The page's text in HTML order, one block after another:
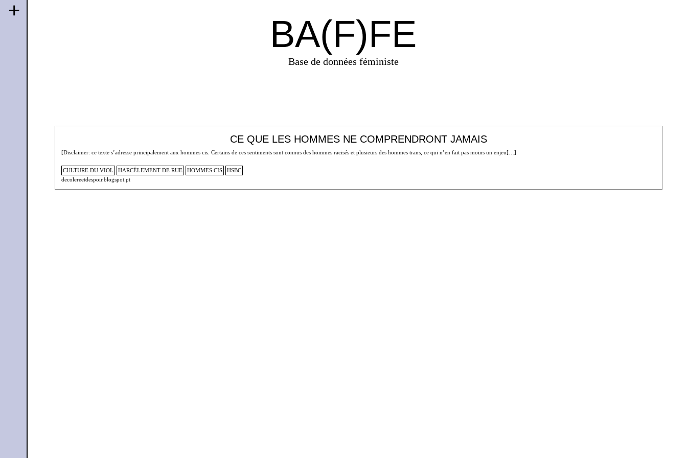
BA(F)FE
Base de données féministe
+
CE QUE LES HOMMES NE COMPRENDRONT JAMAIS
[Disclaimer: ce texte s’adresse principalement aux hommes cis. Certains de ces sentiments sont connus des hommes racisés et plusieurs des hommes trans, ce qui n’en fait pas moins un enjeu[…]
CULTURE DU VIOL HARCÉLEMENT DE RUE HOMMES CIS
HSBC
decolereetdespoir.blogspot.pt